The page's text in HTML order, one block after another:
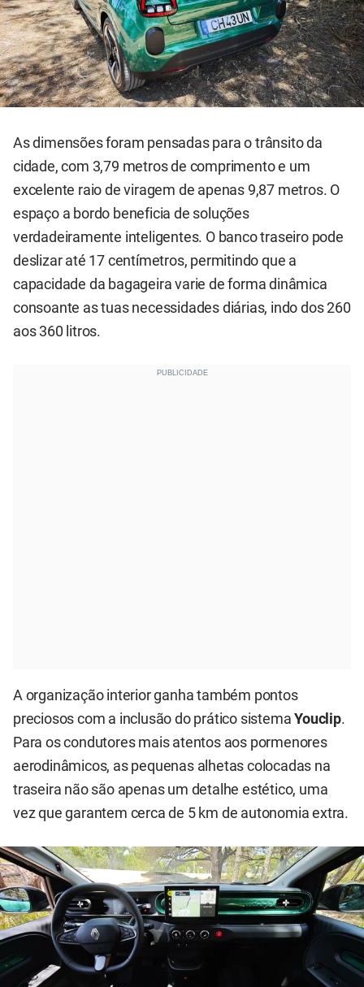
As dimensões foram pensadas para o trânsito da
cidade, com 3,79 metros de comprimento e um
excelente raio de viragem de apenas 9,87 metros. O
espaço a bordo beneficia de soluções
verdadeiramente inteligentes. O banco traseiro pode
deslizar até 17 centímetros, permitindo que a
capacidade da bagageira varie de forma dinâmica
consoante as tuas necessidades diárias, indo dos 260
aos 360 litros.
A organização interior ganha também pontos
preciosos com a inclusão do prático sistemaYouclip.
Para os condutores mais atentos aos pormenores
aerodinâmicos, as pequenas alhetas colocadas na
traseira não são apenas um detalhe estético, uma
vez que garantem cerca de 5 km de autonomia extra.